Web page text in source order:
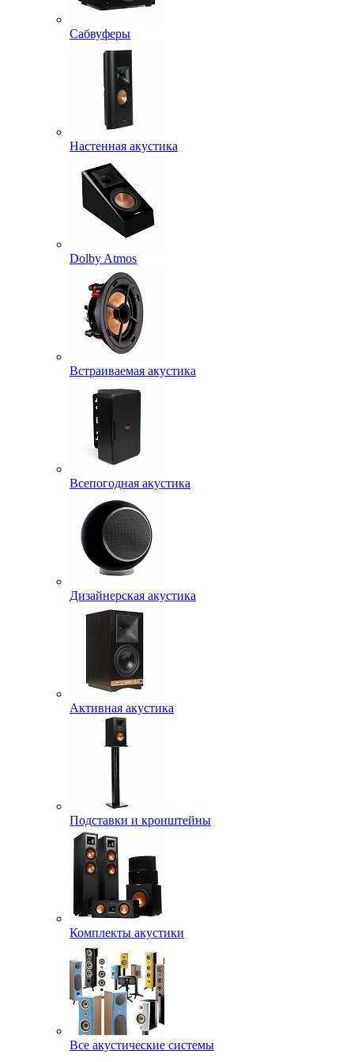
Сабвуферы
Настенная акустика
Dolby Atmos
Встраиваемая акустика
Всепогодная акустика
Дизайнерская акустика
Активная акустика
Подставки и кронштейны
Комплекты акустики
Все акустические системы